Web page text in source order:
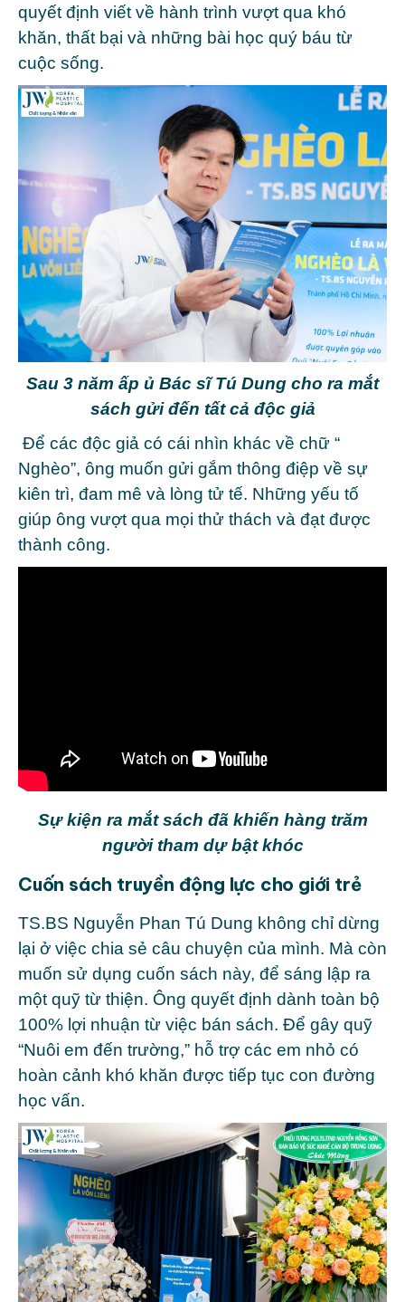
quyết định viết về hành trình vượt qua khó
khăn, thất bại và những bài học quý báu từ
cuộc sống.
Sau 3 năm ấp ủ Bác sĩ Tú Dung cho ra mắt
sách gửi đến tất cả độc giả
Để các độc giả có cái nhìn khác về chữ “
Nghèo”, ông muốn gửi gắm thông điệp về sự
kiên trì, đam mê và lòng tử tế. Những yếu tố
giúp ông vượt qua mọi thử thách và đạt được
thành công.
Sự kiện ra mắt sách đã khiến hàng trăm
người tham dự bật khóc
Cuốn sách truyền động lực cho giới trẻ
TS.BS Nguyễn Phan Tú Dung không chỉ dừng
lại ở việc chia sẻ câu chuyện của mình. Mà còn
muốn sử dụng cuốn sách này, để sáng lập ra
một quỹ từ thiện. Ông quyết định dành toàn bộ
100% lợi nhuận từ việc bán sách. Để gây quỹ
“Nuôi em đến trường,” hỗ trợ các em nhỏ có
hoàn cảnh khó khăn được tiếp tục con đường
học vấn.